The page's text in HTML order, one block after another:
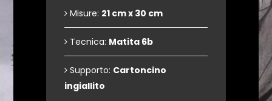
Misure: 21 cm x 30 cm
Tecnica: Matita 6b
Supporto: Cartoncino
ingiallito